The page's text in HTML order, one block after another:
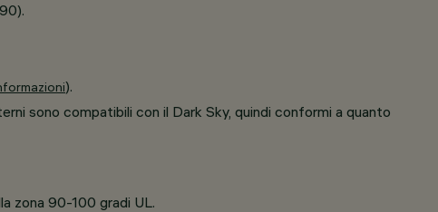
).
sono compatibili con il Dark Sky, quindi conformi a quanto
zona 90-100 gradi UL.